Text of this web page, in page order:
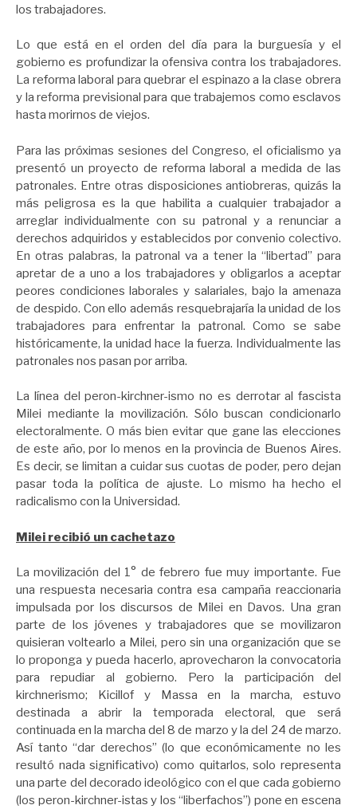
los trabajadores.
Lo que está en el orden del día para la burguesía y el
gobierno es profundizar la ofensiva contra los trabajadores.
La reforma laboral para quebrar el espinazo a la clase obrera
y la reforma previsional para que trabajemos como esclavos
hasta morirnos de viejos.
Para las próximas sesiones del Congreso, el oficialismo ya
presentó un proyecto de reforma laboral a medida de las
patronales. Entre otras disposiciones antiobreras, quizás la
más peligrosa es la que habilita a cualquier trabajador a
arreglar individualmente con su patronal y a renunciar a
derechos adquiridos y establecidos por convenio colectivo.
En otras palabras, la patronal va a tener la “libertad” para
apretar de a uno a los trabajadores y obligarlos a aceptar
peores condiciones laborales y salariales, bajo la amenaza
de despido. Con ello además resquebrajaría la unidad de los
trabajadores para enfrentar la patronal. Como se sabe
históricamente, la unidad hace la fuerza. Individualmente las
patronales nos pasan por arriba.
La línea del peron-kirchner-ismo no es derrotar al fascista
Milei mediante la movilización. Sólo buscan condicionarlo
electoralmente. O más bien evitar que gane las elecciones
de este año, por lo menos en la provincia de Buenos Aires.
Es decir, se limitan a cuidar sus cuotas de poder, pero dejan
pasar toda la política de ajuste. Lo mismo ha hecho el
radicalismo con la Universidad.
Milei recibió un cachetazo
La movilización del 1° de febrero fue muy importante. Fue
una respuesta necesaria contra esa campaña reaccionaria
impulsada por los discursos de Milei en Davos. Una gran
parte de los jóvenes y trabajadores que se movilizaron
quisieran voltearlo a Milei, pero sin una organización que se
lo proponga y pueda hacerlo, aprovecharon la convocatoria
para repudiar al gobierno. Pero la participación del
kirchnerismo; Kicillof y Massa en la marcha, estuvo
destinada a abrir la temporada electoral, que será
continuada en la marcha del 8 de marzo y la del 24 de marzo.
Así tanto “dar derechos” (lo que económicamente no les
resultó nada significativo) como quitarlos, solo representa
una parte del decorado ideológico con el que cada gobierno
(los peron-kirchner-istas y los “liberfachos”) pone en escena